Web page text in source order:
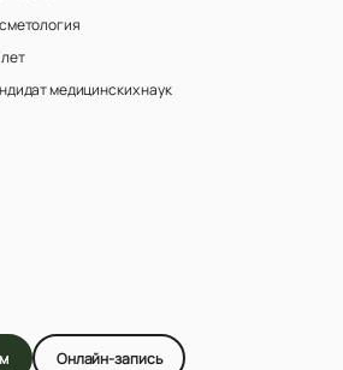
медицинских наук
Онлайн-запись